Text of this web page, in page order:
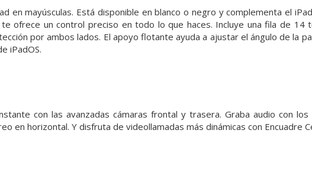
en mayúsculas. Está disponible en blanco o negro y complementa el
ofrece un control preciso en todo lo que haces. Incluye una fila de 14
por ambos lados. El apoyo flotante ayuda a ajustar el ángulo de la
iPadOS.
con las avanzadas cámaras frontal y trasera. Graba audio con
en horizontal. Y disfruta de videollamadas más dinámicas con Encuadre